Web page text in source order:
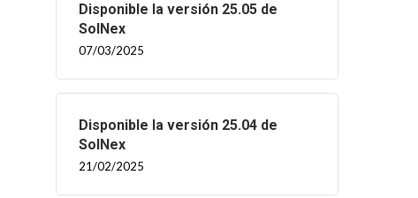
Disponible la versión 25.05 de
SolNex
07/03/2025
Disponible la versión 25.04 de
SolNex
21/02/2025